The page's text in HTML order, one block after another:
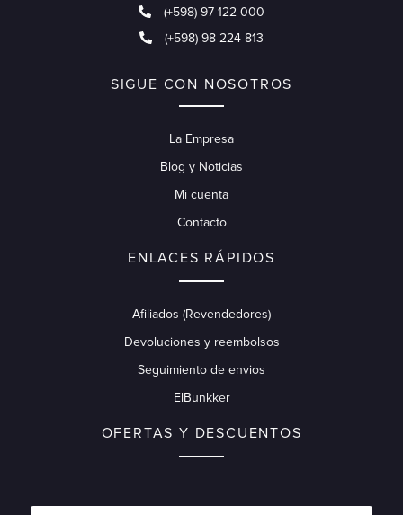
(+598) 97 122 000
(+598) 98 224 813
SIGUE CON NOSOTROS
La Empresa
Blog y Noticias
Mi cuenta
Contacto
ENLACES RÁPIDOS
Afiliados (Revendedores)
Devoluciones y reembolsos
Seguimiento de envios
ElBunkker
OFERTAS Y DESCUENTOS